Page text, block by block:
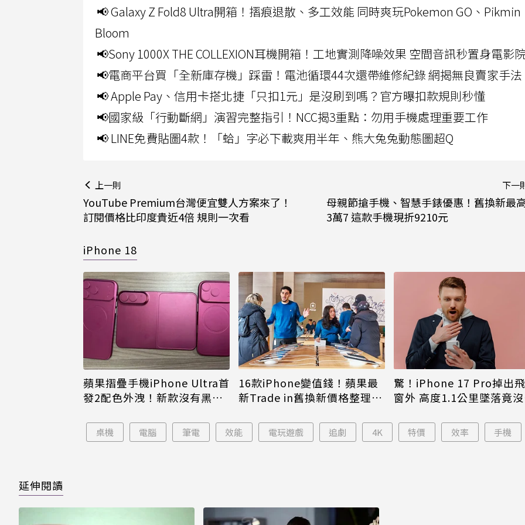
📢 Galaxy Z Fold8 Ultra開箱！摺痕退散、多工效能 同時爽玩Pokemon GO、Pikmin
Bloom
📢Sony 1000X THE COLLEXION耳機開箱！工地實測降噪效果 空間音訊秒置身電影
📢電商平台買「全新庫存機」踩雷！電池循環44次還帶維修紀錄 網揭無良賣家手法
📢 Apple Pay、信用卡搭北捷「只扣1元」是沒刷到嗎？官方曝扣款規則秒懂
📢國家級「行動斷網」演習完整指引！NCC揭3重點：勿用手機處理重要工作
📢 LINE免費貼圖4款！「蛤」字必下載爽用半年、熊大兔兔動態圖超Q
上一則
YouTube Premium台灣便宜雙人方案來了！
訂閱價格比印度貴近4倍 規則一次看
下一
母親節搶手機、智慧手錶優惠！舊換新最
3萬7 這款手機現折9210元
iPhone 18
蘋果摺疊手機iPhone Ultra首
發2配色外洩！新款沒有黑色
16款iPhone變值錢！蘋果最
新Trade in舊換新價格整理 6
驚！iPhone 17 Pro掉出
窗外 高度1.1公里墜落竟沒
桌機 電腦 筆電 效能 電玩遊戲 追劇 4K 特價 效率 手機
延伸閱讀